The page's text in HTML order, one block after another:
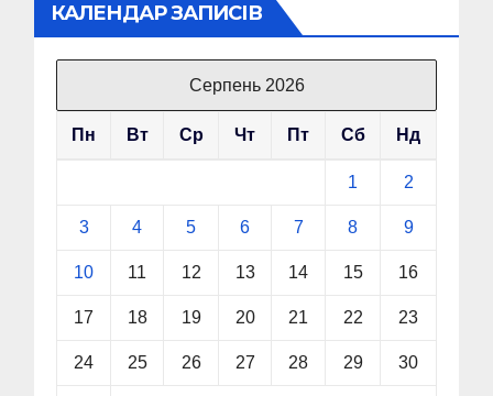
КАЛЕНДАР ЗАПИСІВ
Серпень 2026
Пн Вт Ср Чт Пт Сб Нд
1 2
3 4 5 6 7 8 9
10 11 12 13 14 15 16
17 18 19 20 21 22 23
24 25 26 27 28 29 30